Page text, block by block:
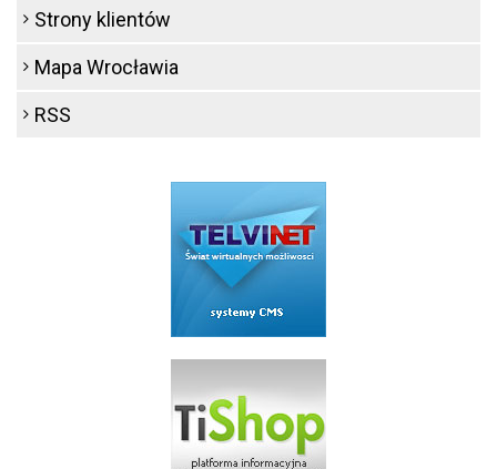
Strony klientów
Mapa Wrocławia
RSS